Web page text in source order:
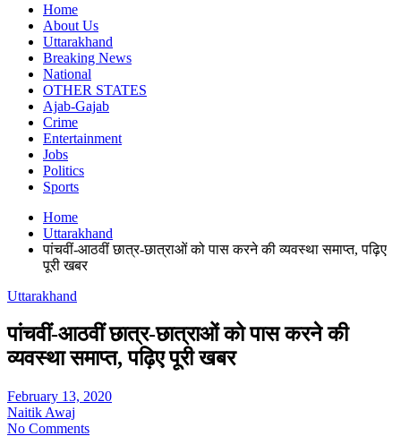
Home
About Us
Uttarakhand
Breaking News
National
OTHER STATES
Ajab-Gajab
Crime
Entertainment
Jobs
Politics
Sports
Home
Uttarakhand
पांचवीं-आठवीं छात्र-छात्राओं को पास करने की व्यवस्था समाप्त, पढ़िए
पूरी खबर
Uttarakhand
पांचवीं-आठवीं छात्र-छात्राओं को पास करने की
व्यवस्था समाप्त, पढ़िए पूरी खबर
February 13, 2020
Naitik Awaj
No Comments